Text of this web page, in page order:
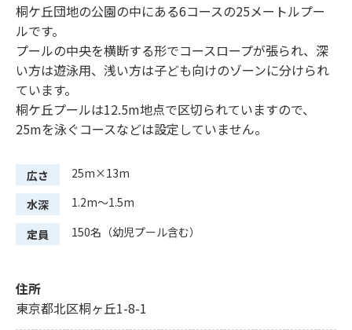
桐ケ丘団地の公園の中にある6コースの25メートルプー
ルです。
プールの中央を横断する形でコースロープが張られ、深
い方は遊泳用、浅い方は子ども向けのゾーンに分けられ
ています。
桐ケ丘プールは12.5m地点で区切られていますので、
25mを泳ぐコースなどは設定していません。
広さ 25m×13m
水深 1.2m～1.5m
定員 150名（幼児プール含む）
住所
東京都北区桐ヶ丘1-8-1